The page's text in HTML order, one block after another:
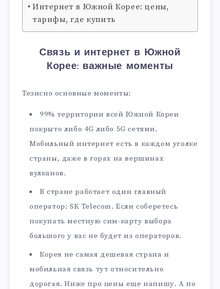
Интернет в Южной Корее: цены,
тарифы, где купить
Связь и интернет в Южной
Корее: важные моменты
Тезисно основные моменты:
99% территории всей Южной Кореи
покрыто либо 4G либо 5G сетями.
Мобильный интернет есть в каждом уголке
страны, даже в горах на вершинах
вулканов.
В стране работает один главный
оператор: SK Telecom. Если соберетесь
покупать местную сим-карту выбора
большого у вас не будет из операторов.
Корея не самая дешевая страна и
мобильная связь тут относительно
дорогая. Ниже про цены еще напишу. А по